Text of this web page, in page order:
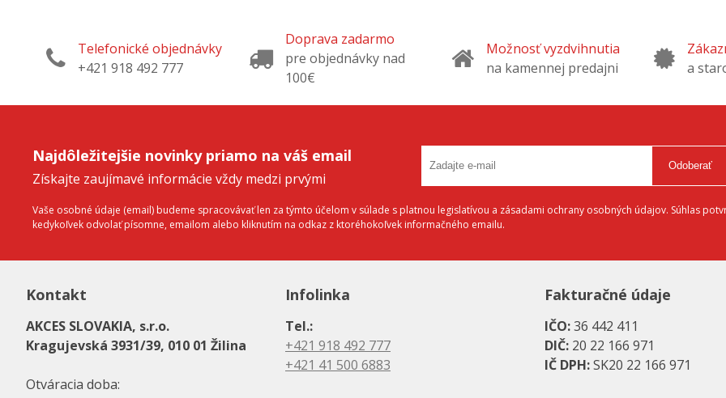
Telefonické objednávky
+421 918 492 777
Doprava zadarmo
pre objednávky nad
100€
Možnosť vyzdvihnutia
na kamennej predajni
a
Najdôležitejšie novinky priamo na váš email
Získajte zaujímavé informácie vždy medzi prvými
Odoberať
Vaše osobné údaje (email) budeme spracovávať len za týmto účelom v súlade s platnou legislatívou a zásadami ochrany osobných údajov. Súhlas
kedykoľvek odvolať písomne, emailom alebo kliknutím na odkaz z ktoréhokoľvek informačného emailu.
Kontakt
AKCES SLOVAKIA, s.r.o.
Kragujevská 3931/39, 010 01 Žilina
Otváracia doba:
Infolinka
Tel.:
+421 918 492 777
+421 41 500 6883
Fakturačné údaje
IČO:36 442 411
DIČ: 20 22 166 971
IČ DPH:SK20 22 166 971